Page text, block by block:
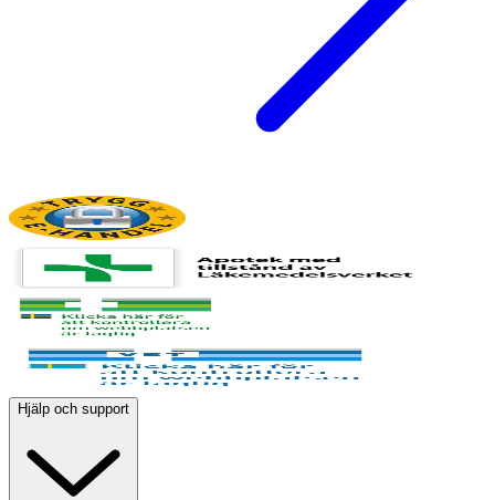
Hjälp och support